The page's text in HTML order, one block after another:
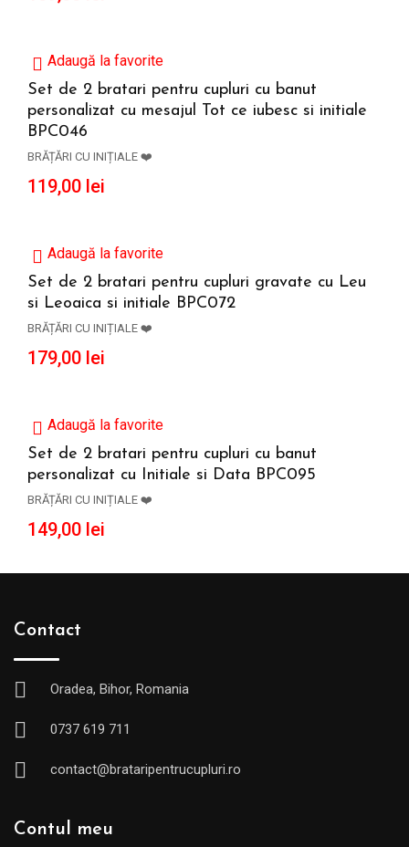
Adaugă la favorite
Set de 2 bratari pentru cupluri cu banut
personalizat cu mesajul Tot ce iubesc si initiale
BPC046
BRĂȚĂRI CU INIȚIALE ❤️
119,00 lei
Adaugă la favorite
Set de 2 bratari pentru cupluri gravate cu Leu
si Leoaica si initiale BPC072
BRĂȚĂRI CU INIȚIALE ❤️
179,00 lei
Adaugă la favorite
Set de 2 bratari pentru cupluri cu banut
personalizat cu Initiale si Data BPC095
BRĂȚĂRI CU INIȚIALE ❤️
149,00 lei
Contact
Oradea, Bihor, Romania
0737 619 711
contact@brataripentrucupluri.ro
Contul meu